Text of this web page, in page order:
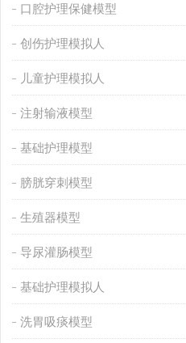
口腔护理保健模型
创伤护理模拟人
儿童护理模拟人
注射输液模型
基础护理模型
膀胱穿刺模型
生殖器模型
导尿灌肠模型
基础护理模拟人
洗胃吸痰模型